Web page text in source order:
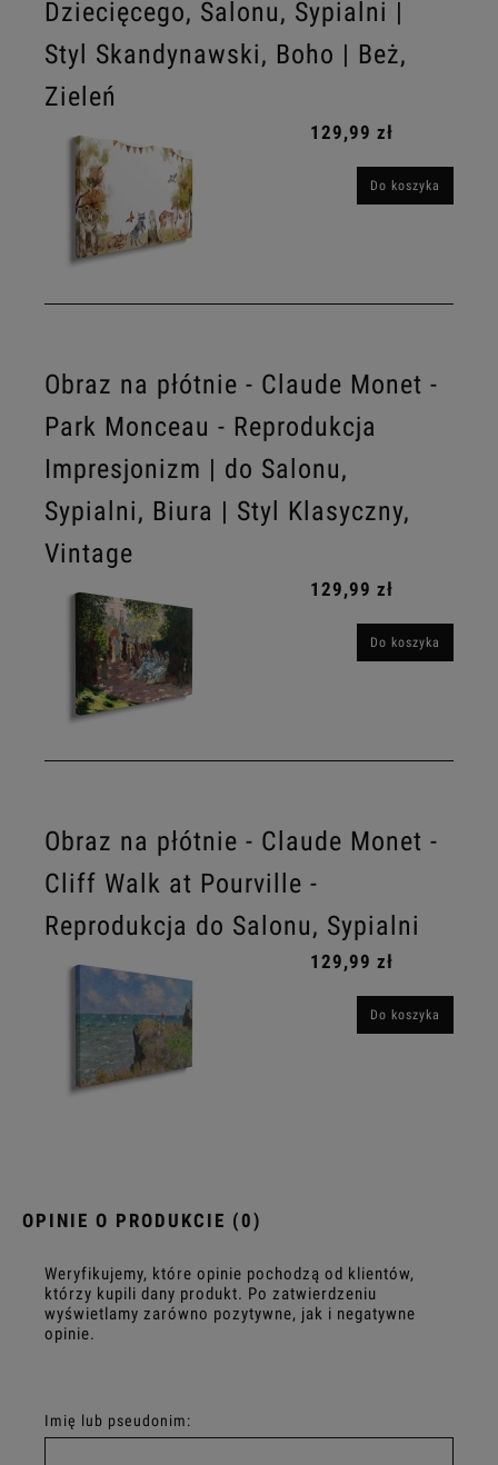
Dziecięcego, Salonu, Sypialni |
Styl Skandynawski, Boho | Beż,
Zieleń
129,99 zł
Do koszyka
Obraz na płótnie - Claude Monet -
Park Monceau - Reprodukcja
Impresjonizm | do Salonu,
Sypialni, Biura | Styl Klasyczny,
Vintage
129,99 zł
Do koszyka
Obraz na płótnie - Claude Monet -
Cliff Walk at Pourville -
Reprodukcja do Salonu, Sypialni
129,99 zł
Do koszyka
OPINIE O PRODUKCIE (0)
Weryfikujemy, które opinie pochodzą od klientów,
którzy kupili dany produkt. Po zatwierdzeniu
wyświetlamy zarówno pozytywne, jak i negatywne
opinie.
Imię lub pseudonim: